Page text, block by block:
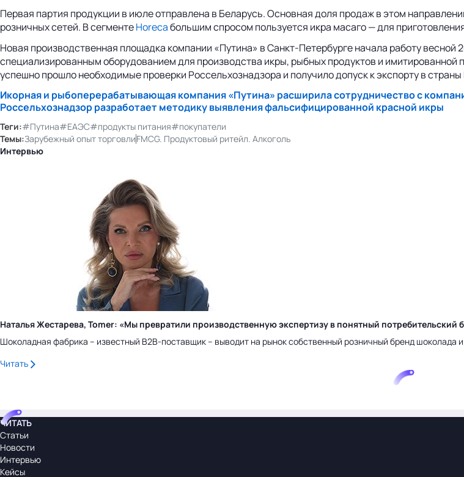
Первая партия продукции в июле отправлена в Беларусь. Основная доля продаж в этом
розничных сетей. В сегментеHorecaбольшим спросом пользуется икра масаго — для
Новая производственная площадка компании «Путина» в Санкт-Петербурге начала работу
специализированным оборудованием для производства икры, рыбных продуктов и
успешно прошло необходимые проверки Россельхознадзора и получило допуск к экспорту в
Икорная и рыбоперерабатывающая компания «Путина» расширила сотрудничество с
Россельхознадзор разработает методику выявления фальсифицированной красной икры
Теги:#Путина#ЕАЭС#продукты питания#покупатели
Темы:Зарубежный опыт торговлиFMCG. Продуктовый ритейл. Алкоголь
Интервью
Наталья Жестарева, Tomer: «Мы превратили производственную экспертизу в понятный потребительский
Шоколадная фабрика – известный B2B-поставщик – выводит на рынок собственный розничный бренд шоколада
Читать
ЧИТАТЬ
Статьи
Новости
Интервью
Кейсы